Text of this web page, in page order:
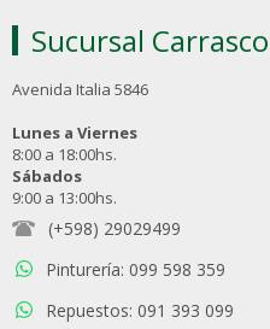
Sucursal Carrasco
Avenida Italia 5846
Lunes a Viernes
8:00 a 18:00hs.
Sábados
9:00 a 13:00hs.
(+598) 29029499
Pinturería: 099 598 359
Repuestos: 091 393 099